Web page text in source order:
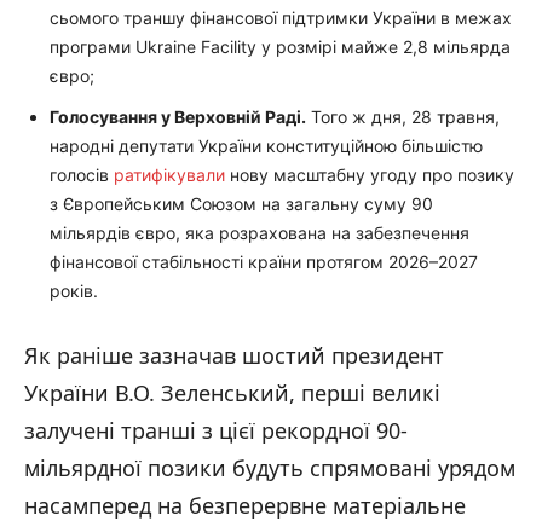
сьомого траншу фінансової підтримки України в межах
програми Ukraine Facility у розмірі майже 2,8 мільярда
євро;
Голосування у Верховній Раді. Того ж дня, 28 травня,
народні депутати України конституційною більшістю
голосів ратифікували нову масштабну угоду про позику
з Європейським Союзом на загальну суму 90
мільярдів євро, яка розрахована на забезпечення
фінансової стабільності країни протягом 2026–2027
років.
Як раніше зазначав шостий президент
України В.О. Зеленський, перші великі
залучені транші з цієї рекордної 90-
мільярдної позики будуть спрямовані урядом
насамперед на безперервне матеріальне